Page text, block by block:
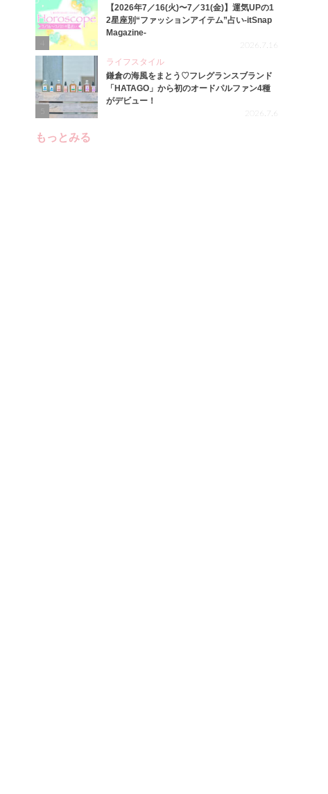
4
【2026年7／16(火)〜7／31(金)】運気UPの1
2星座別“ファッションアイテム”占い-itSnap
Magazine-
2026.7.16
ライフスタイル
鎌倉の海風をまとう♡フレグランスブランド
「HATAGO」から初のオードパルファン4種
がデビュー！
2026.7.6
もっとみる